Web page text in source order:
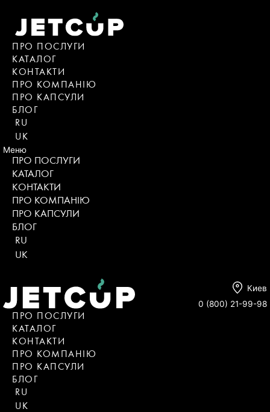
ПРО ПОСЛУГИ
КАТАЛОГ
KОНТАКТИ
ПРО КОМПАНІЮ
ПРО КАПСУЛИ
БЛОГ
RU
UK
Меню
ПРО ПОСЛУГИ
КАТАЛОГ
KОНТАКТИ
ПРО КОМПАНІЮ
ПРО КАПСУЛИ
БЛОГ
RU
UK
Киев
0 (800) 21-99-98
ПРО ПОСЛУГИ
КАТАЛОГ
KОНТАКТИ
ПРО КОМПАНІЮ
ПРО КАПСУЛИ
БЛОГ
RU
UK